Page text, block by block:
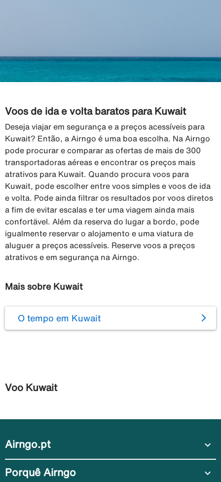
Voos de ida e volta baratos para Kuwait
Deseja viajar em segurança e a preços acessíveis para
Kuwait? Então, a Airngo é uma boa escolha. Na Airngo
pode procurar e comparar as ofertas de mais de 300
transportadoras aéreas e encontrar os preços mais
atrativos para Kuwait. Quando procura voos para
Kuwait, pode escolher entre voos simples e voos de ida
e volta. Pode ainda filtrar os resultados por voos diretos
a fim de evitar escalas e ter uma viagem ainda mais
confortävel. Além da reserva do lugar a bordo, pode
igualmente reservar o alojamento e uma viatura de
aluguer a preços acessíveis. Reserve voos a preços
atrativos e em segurança na Airngo.
Mais sobre Kuwait
O tempo em Kuwait
Voo Kuwait
Airngo.pt expand_more
Porquê Airngo expand_more